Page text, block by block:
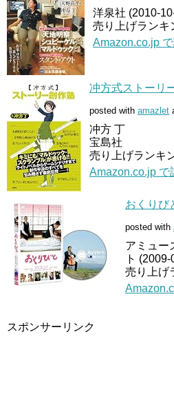
洋泉社 (2010-
売り上げランキ
Amazon.co.jp
冲方式ストーリ
posted with amazlet
冲方 丁
宝島社
売り上げランキ
Amazon.co.jp で
おくりび
posted with
アミュー
ト
売り上げ
スポンサーリンク